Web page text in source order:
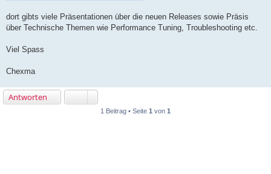
dort gibts viele Präsentationen über die neuen Releases sowie Präsis
über Technische Themen wie Performance Tuning, Troubleshooting etc.
Viel Spass
Chexma
Antworten
1 Beitrag • Seite 1 von 1